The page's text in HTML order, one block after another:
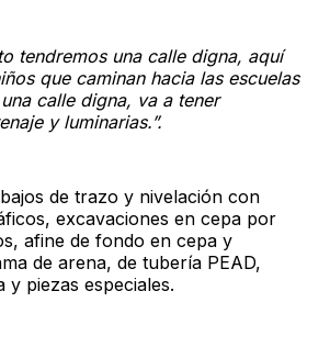
tendremos una calle digna, aquí
que caminan hacia las escuelas
calle digna, va a tener
y luminarias.”.
de trazo y nivelación con
excavaciones en cepa por
afine de fondo en cepa y
de arena, de tubería PEAD,
y piezas especiales.